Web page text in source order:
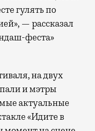
гулять по
— рассказал
феста»
на двух
и мэтры
актуальные
«Идите в